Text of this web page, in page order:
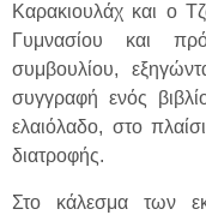
Καρακιουλάχ και ο
Γυμνασίου και
συμβουλίου,
συγγραφή ενός
ελαιόλαδο, στο
διατροφής.
Στο κάλεσμα των